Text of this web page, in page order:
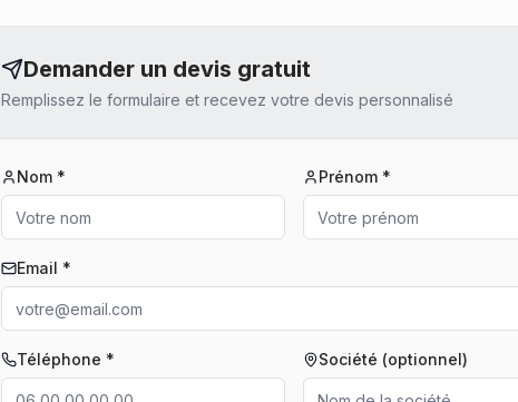
Demander un devis gratuit
Remplissez le formulaire et recevez votre devis personnalisé
Nom * Prénom *
Email *
Téléphone * Société (optionnel)